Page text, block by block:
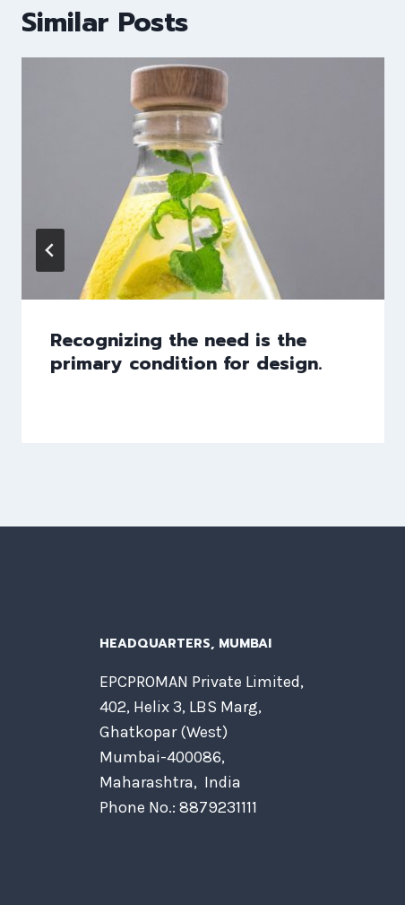
Similar Posts
Recognizing the need is the
primary condition for design.
HEADQUARTERS​, MUMBAI
EPCPROMAN Private Limited,
402, Helix 3, LBS Marg,
Ghatkopar (West)
Mumbai-400086,
Maharashtra, India
Phone No.: 8879231111